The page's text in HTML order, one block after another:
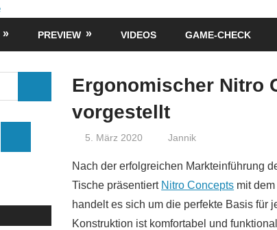
MYC
Media
–
hardware
PREVIEW VIDEOS GAME-CHECK
Ergonomischer Nitro
vorgestellt
5. März 2020 Jannik
Nach der erfolgreichen Markteinführung
Tische präsentiert Nitro Concepts mit
handelt es sich um die perfekte Basis für
Konstruktion ist komfortabel und